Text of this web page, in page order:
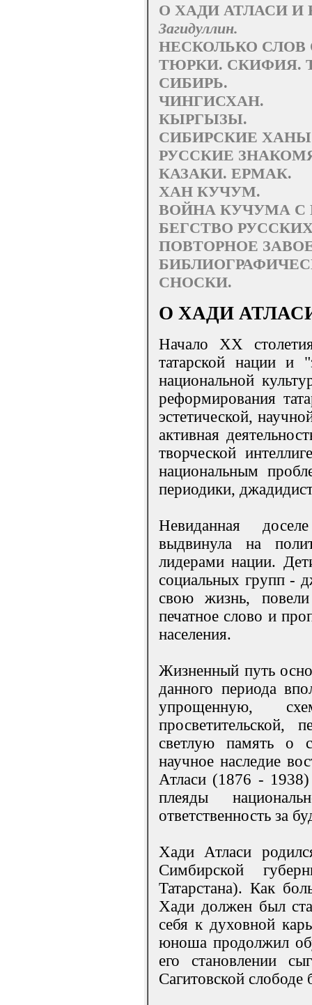
О ХАДИ АТЛАСИ И
Загидуллин.
НЕСКОЛЬКО СЛОВ
ТЮРКИ. СКИФИЯ.
СИБИРЬ.
ЧИНГИСХАН.
КЫРГЫЗЫ.
СИБИРСКИЕ
РУССКИЕ
КАЗАКИ. ЕРМАК.
ХАН КУЧУМ.
ВОЙНА КУЧУМА С
БЕГСТВО
ПОВТОРНОЕ
СНОСКИ.
О ХАДИ
Начало XX
татарской нации и
национальной
реформирования
эстетической,
активная
творческой
национальным
периодики,
Невиданная
выдвинула на
лидерами нации.
социальных групп -
свою жизнь, повели
печатное слово и
населения.
Жизненный путь
данного периода
упрощенную,
просветительской,
светлую память о
научное наследие
Атласи (1876 - 1938)
плеяды
ответственность за
Хади Атласи
Симбирской
Татарстана). Как
Хади должен был
себя к духовной
юноша продолжил
его становлении
Сагитовской слободе